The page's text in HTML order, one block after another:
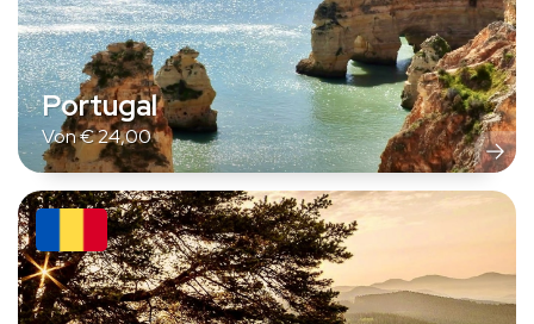
Portugal
Von€24,00